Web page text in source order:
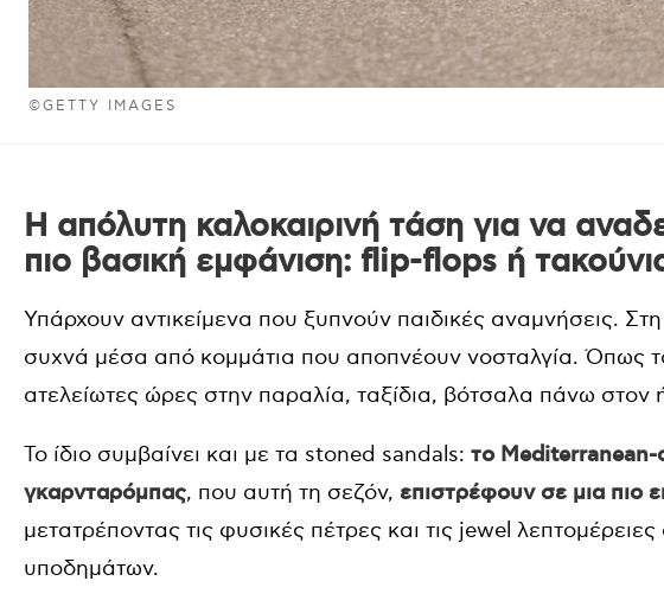
©GETTY IMAGES
H απόλυτη καλοκαιρινή τάση για να
πιο βασική εμφάνιση: flip-flops ή
Υπάρχουν αντικείμενα που ξυπνούν παιδικές αναμνήσεις.
συχνά μέσα από κομμάτια που αποπνέουν νοσταλγία. Όπως
ατελείωτες ώρες στην παραλία, ταξίδια, βότσαλα πάνω στον
Το ίδιο συμβαίνει και με τα stoned sandals: το Mediterranean-
γκαρνταρόμπας, που αυτή τη σεζόν, επιστρέφουν σε μια πιο
μετατρέποντας τις φυσικές πέτρες και τις jewel
υποδημάτων.